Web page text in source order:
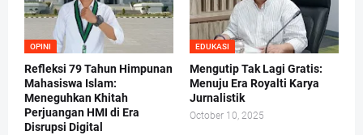
OPINI
Refleksi 79 Tahun Himpunan
Mahasiswa Islam:
Meneguhkan Khitah
Perjuangan HMI di Era
Disrupsi Digital
EDUKASI
Mengutip Tak Lagi Gratis:
Menuju Era Royalti Karya
Jurnalistik
October 10, 2025